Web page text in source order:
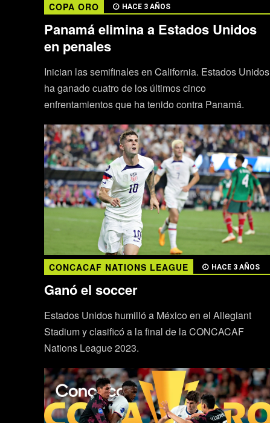
COPA ORO HACE 3 AÑOS
Panamá elimina a Estados Unidos
en penales
Inician las semifinales en California. Estados Unidos
ha ganado cuatro de los últimos cinco
enfrentamientos que ha tenido contra Panamá.
CONCACAF NATIONS LEAGUE HACE 3 AÑOS
Ganó el soccer
Estados Unidos humilló a México en el Allegiant
Stadium y clasificó a la final de la CONCACAF
Nations League 2023.